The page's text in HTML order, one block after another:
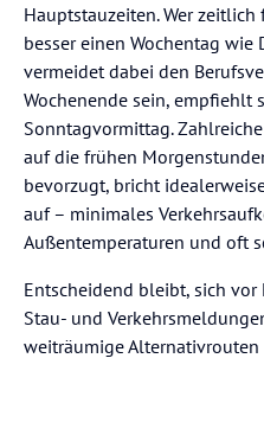
Hauptstauzeiten. Wer
besser einen Wochentag
vermeidet dabei den
Wochenende sein, empfiehlt
Sonntagvormittag.
auf die frühen
bevorzugt, bricht
auf – minimales
Außentemperaturen und oft
Entscheidend bleibt, sich
Stau- und
weiträumige